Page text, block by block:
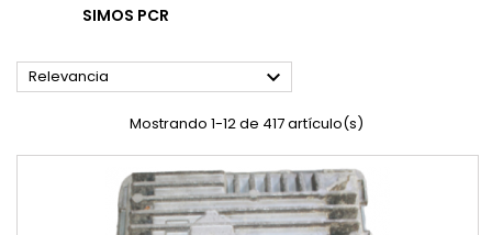
SIMOS PCR
Relevancia 
Mostrando 1-12 de 417 artículo(s)